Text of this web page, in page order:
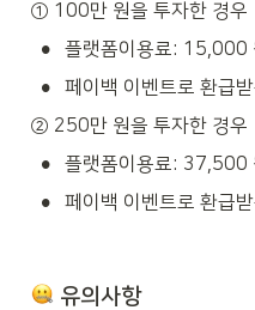
① 100만 원을 투자한 경우
• 플랫폼이용료: 15,000
•
페이백 이벤트로 환급
② 250만 원을 투자한 경우
• 플랫폼이용료: 37,500
• 페이백 이벤트로 환급
유의사항